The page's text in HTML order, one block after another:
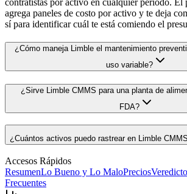
agrega paneles de costo por activo y te deja
sí para identificar cuál te está comiendo el
¿Cómo maneja Limble el mantenimiento
uso variable?
¿Sirve Limble CMMS para una planta de
FDA?
¿Cuántos activos puedo rastrear en Limble
Accesos Rápidos
ResumenLo Bueno y Lo MaloPreciosVeredicto
Frecuentes